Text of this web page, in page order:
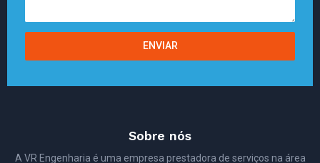
ENVIAR
Sobre nós
A VR Engenharia é uma empresa prestadora de serviços na área